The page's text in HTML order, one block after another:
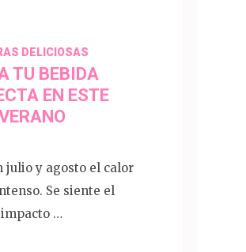
DELICIOSAS
TU BEBIDA
EN ESTE
julio y agosto el calor
Se siente el
impacto …